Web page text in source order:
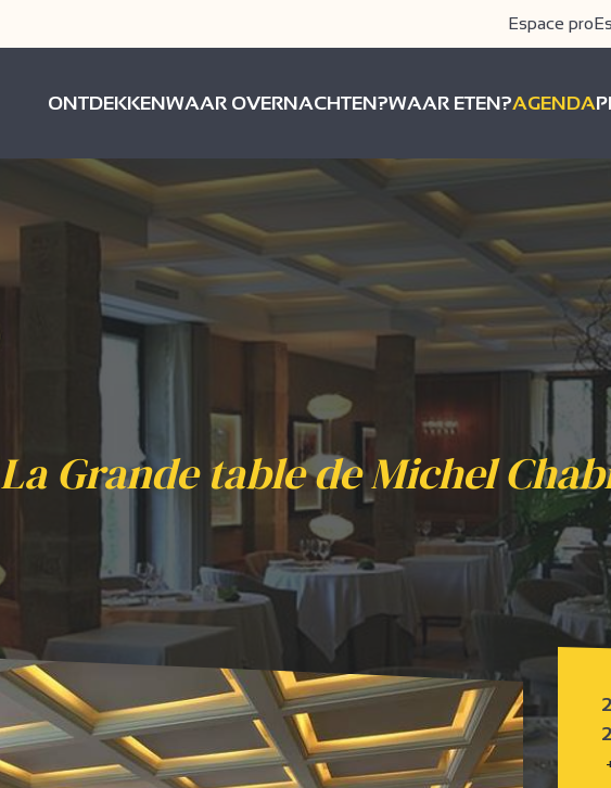
Espace pro
ONTDEKKENWAAR OVERNACHTEN?WAAR ETEN?AGENDA
La Grande table de Michel